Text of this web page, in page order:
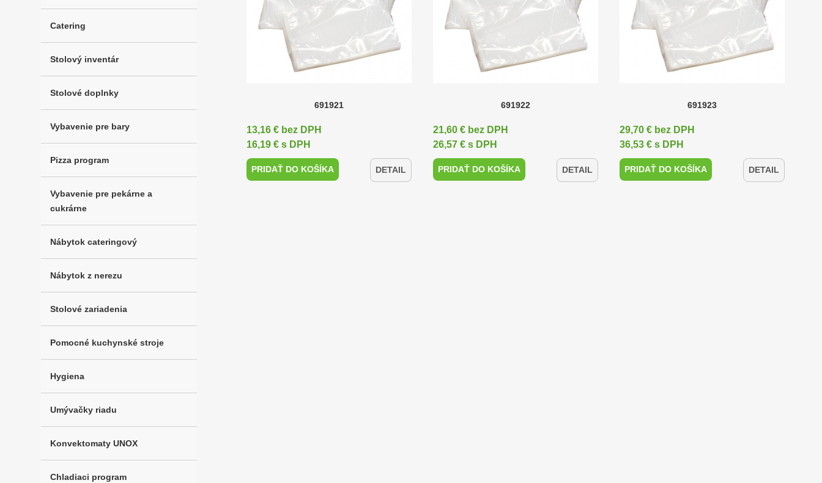
691921
13,16 € bez DPH
16,19 € s DPH
PRIDAŤ DO KOŠÍKA DETAIL
691922
21,60 € bez DPH
26,57 € s DPH
PRIDAŤ DO KOŠÍKA DETAIL
691923
29,70 € bez DPH
36,53 € s DPH
PRIDAŤ DO KOŠÍKA DETAIL
Catering
Stolový inventár
Stolové doplnky
Vybavenie pre bary
Pizza program
Vybavenie pre pekárne a
cukrárne
Nábytok cateringový
Nábytok z nerezu
Stolové zariadenia
Pomocné kuchynské stroje
Hygiena
Umývačky riadu
Konvektomaty UNOX
Chladiaci program